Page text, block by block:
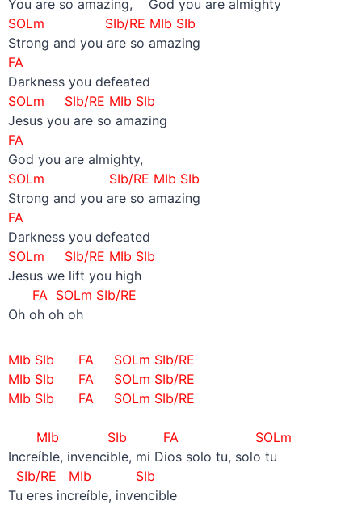
You are so amazing, God you are almighty
SOLm
SIb/RE MIb SIb
Strong and you are so amazing
FA
Darkness you defeated
SOLm
SIb/RE MIb SIb
Jesus you are so amazing
FA
God you are almighty,
SOLm
SIb/RE MIb SIb
Strong and you are so amazing
FA
Darkness you defeated
SOLm
SIb/RE MIb SIb
Jesus we lift you high
FA SOLm SIb/RE
Oh oh oh oh
MIb SIb FA SOLm SIb/RE
MIb SIb FA SOLm SIb/RE
MIb SIb FA SOLm SIb/RE
MIb SIb FA SOLm
Increíble, invencible, mi Dios solo tu, solo tu
SIb/RE MIb SIb
Tu eres increíble, invencible